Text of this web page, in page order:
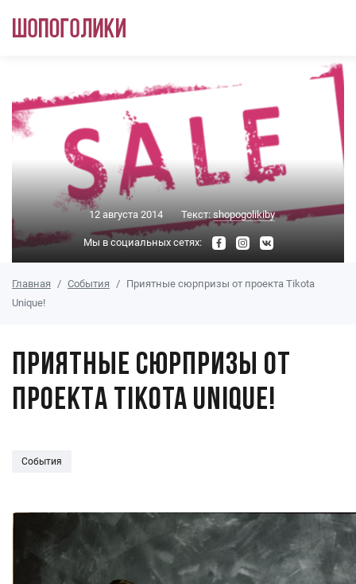
12 августа 2014 Текст: shopogolikiby
Мы в социальных сетях:
Главная События
Приятные сюрпризы от проекта Tikota
Unique!
Приятные сюрпризы от
проекта Tikota Unique!
События